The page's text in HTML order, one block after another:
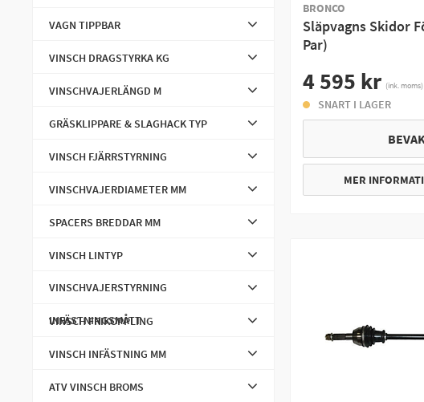
Packlåda Fram
Plogar
Plogdelar
Drivlina
Insugsgummi
Ljuddämparull
Plogfjäder
Redskap
Redskapsfästen
Elsystem
Plogfästen
VAGN TIPPBAR
VINSCH DRAGSTYRKA KG
VINSCHVAJERLÄNGD M
GRÄSKLIPPARE & SLAGHACK TYP
VINSCH FJÄRRSTYRNING
VINSCHVAJERDIAMETER MM
SPACERS BREDDAR MM
VINSCH LINTYP
VINSCHVAJERSTYRNING
INFÄSTNINGSMÅTT
VINSCH FRIKOPPLING
VINSCH INFÄSTNING MM
ATV VINSCH BROMS
BRONCO
Släpvagns Skidor
Par)
4 595 kr (ink. moms)
SNART I LAGER
MER